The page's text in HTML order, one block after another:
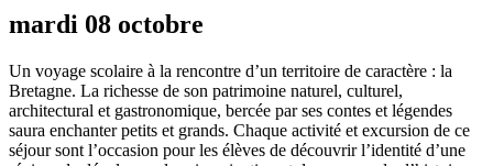
mardi 08 octobre
Un voyage scolaire à la rencontre d’un territoire de caractère : la
Bretagne. La richesse de son patrimoine naturel, culturel,
architectural et gastronomique, bercée par ses contes et légendes
saura enchanter petits et grands. Chaque activité et excursion de ce
séjour sont l’occasion pour les élèves de découvrir l’identité d’une